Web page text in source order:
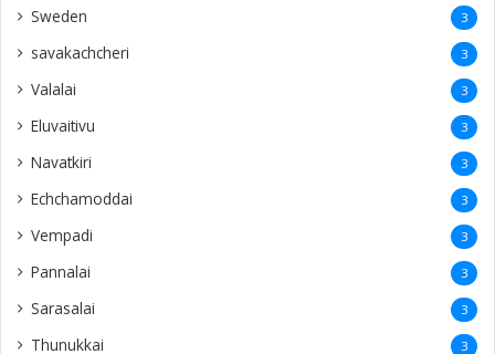
Sweden 3
savakachcheri 3
Valalai 3
Eluvaitivu 3
Navatkiri 3
Echchamoddai 3
Vempadi 3
Pannalai 3
Sarasalai 3
Thunukkai 3